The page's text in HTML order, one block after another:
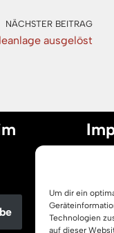
Um dir ein
Technologien
auf dieser
NÄCHSTER BEITRAG
ausgelöst